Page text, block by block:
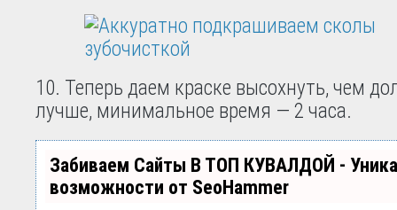
10. Теперь даем краске высохнуть, чем
лучше, минимальное время — 2 часа.
Забиваем Сайты В ТОП КУВАЛДОЙ -
возможности от SeoHammer